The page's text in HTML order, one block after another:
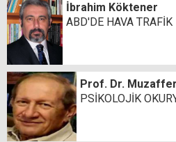
İbrahim Köktener
ABD'DE HAVA
Prof. Dr.
PSİKOLOJİK